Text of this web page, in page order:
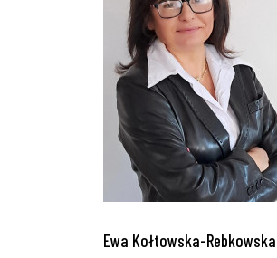
Ewa Kołtowska-Rebkowska